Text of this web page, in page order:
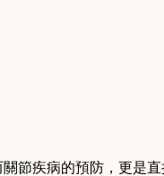
節疾病的預防，更是